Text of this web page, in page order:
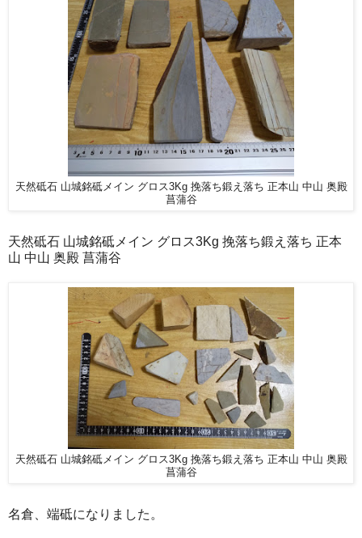
天然砥石 山城銘砥メイン グロス3Kg 挽落ち鍛え落ち 正本山 中山 奥殿
菖蒲谷
天然砥石 山城銘砥メイン グロス3Kg 挽落ち鍛え落ち 正本
山 中山 奥殿 菖蒲谷
天然砥石 山城銘砥メイン グロス3Kg 挽落ち鍛え落ち 正本山 中山 奥殿
菖蒲谷
名倉、端砥になりました。